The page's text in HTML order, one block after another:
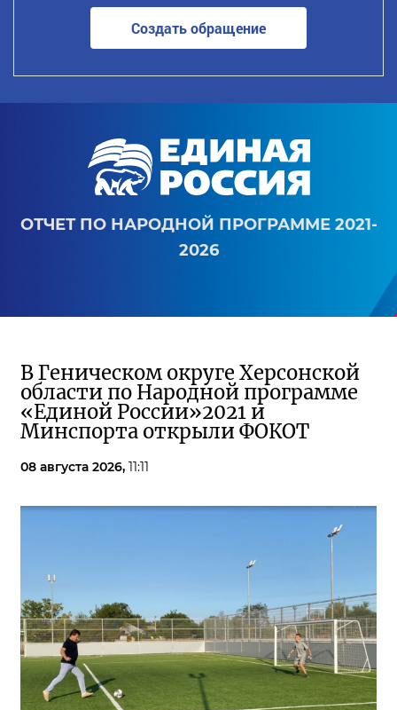
Создать обращение
ОТЧЕТ ПО НАРОДНОЙ ПРОГРАММЕ 2021-
2026
В Геническом округе Херсонской
области по Народной программе
«Единой России»2021 и
Минспорта открыли ФОКОТ
08 августа 2026, 11:11